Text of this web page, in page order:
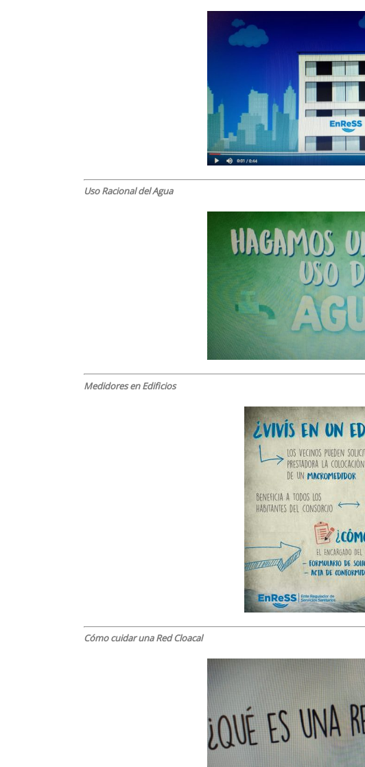
Uso Racional del Agua
Medidores en Edificios
Cómo cuidar una Red Cloacal